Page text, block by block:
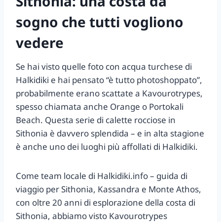
sogno che tutti vogliono
vedere
Se hai visto quelle foto con acqua turchese di
Halkidiki e hai pensato “è tutto photoshoppato”,
probabilmente erano scattate a Kavourotrypes,
spesso chiamata anche Orange o Portokali
Beach. Questa serie di calette rocciose in
Sithonia è davvero splendida – e in alta stagione
è anche uno dei luoghi più affollati di Halkidiki.
Come team locale di Halkidiki.info – guida di
viaggio per Sithonia, Kassandra e Monte Athos,
con oltre 20 anni di esplorazione della costa di
Sithonia, abbiamo visto Kavourotrypes